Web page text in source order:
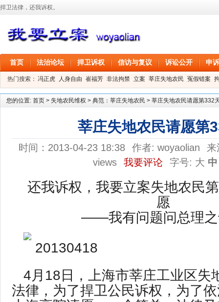
捍卫法律，还我诉权。
首页 法治论坛 捍卫诉权 信访与复议 诉讼公开 申
热门搜索： 冯正虎 人身自由 崔福芳 非法拘禁 立案 莘庄失地农民 冤假错案
叶剑 刑事拘留 信息公开 叶桂香
您的位置: 首页 > 失地农民维权 > 典范：莘庄失地农民 > 莘庄失地农民请愿第332
莘庄失地农民请愿第
时间：2013-04-23 18:38 作者: woyaolian
views
我要评论 字号: 大 中
还我诉权，我要立案失地农民
愿
——我有问题问总理
4月18日，上海市莘庄工业区失
法律，为了捍卫公民诉权，为了